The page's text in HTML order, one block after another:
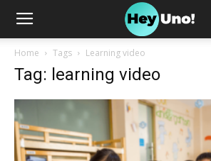
Home Tags Learning video
Tag: learning video